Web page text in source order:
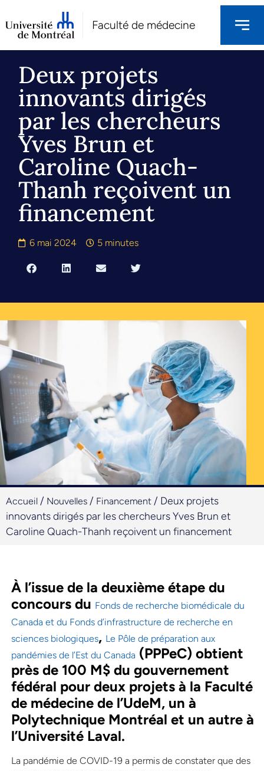
Faculté de médecine
Deux projets
innovants dirigés
par les chercheurs
Yves Brun et
Caroline Quach-
Thanh reçoivent un
financement
6 mai 2024 5 minutes
Accueil / Nouvelles / Financement / Deux projets
innovants dirigés par les chercheurs Yves Brun et
Caroline Quach-Thanh reçoivent un financement
À l’issue de la deuxième étape du
concours du Fonds de recherche biomédicale du
Canada et du Fonds d’infrastructure de recherche en
sciences biologiques, Le Pôle de préparation aux
pandémies de l’Est du Canada (PPPeC) obtient
près de 100 M$ du gouvernement
fédéral pour deux projets à la Faculté
de médecine de l’UdeM, un à
Polytechnique Montréal et un autre à
l’Université Laval.
La pandémie de COVID-19 a permis de constater que des